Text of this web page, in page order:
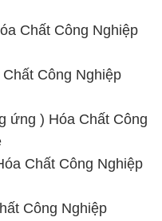
Chất Công Nghiệp
Công Nghiệp
ứng ) Hóa Chất Công
Chất Công Nghiệp
Công Nghiệp